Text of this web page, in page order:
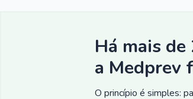
Há mais de
a Medprev
O princípio é simples: